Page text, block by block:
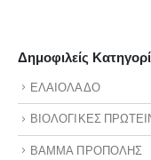
Δημοφιλείς
ΕΛΑΙΟΛΑΔΟ
ΒΙΟΛΟΓΙΚΕΣ
ΒΑΜΜΑ ΠΡΟΠΟΛΗΣ